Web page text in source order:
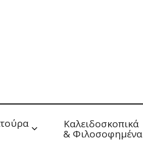
Καλειδοσκοπικά
& Φιλοσοφημένα